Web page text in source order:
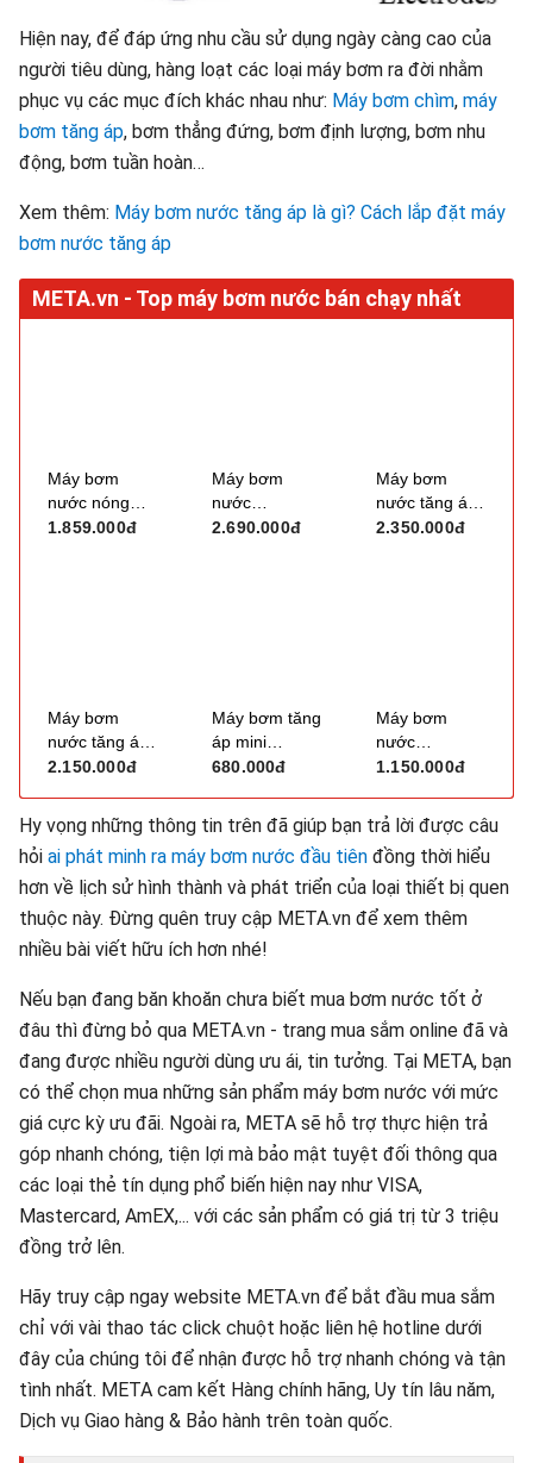
Hiện nay, để đáp ứng nhu cầu sử dụng ngày càng cao của
người tiêu dùng, hàng loạt các loại máy bơm ra đời nhằm
phục vụ các mục đích khác nhau như: Máy bơm chìm, máy
bơm tăng áp, bơm thẳng đứng, bơm định lượng, bơm nhu
động, bơm tuần hoàn…
Xem thêm: Máy bơm nước tăng áp là gì? Cách lắp đặt máy
bơm nước tăng áp
Máy bơm
nước nóng
tăng áp điện
1.859.000đ
Máy bơm
nước
Panasonic
2.690.000đ
Máy bơm
nước tăng áp
tự động
2.350.000đ
Máy bơm
nước tăng áp
Panasonic
2.150.000đ
Máy bơm tăng
áp mini
Shimano
680.000đ
Máy bơm
nước
Panasonic
1.150.000đ
Hy vọng những thông tin trên đã giúp bạn trả lời được câu
hỏi ai phát minh ra máy bơm nước đầu tiên đồng thời hiểu
hơn về lịch sử hình thành và phát triển của loại thiết bị quen
thuộc này. Đừng quên truy cập META.vn để xem thêm
nhiều bài viết hữu ích hơn nhé!
Nếu bạn đang băn khoăn chưa biết mua bơm nước tốt ở
đâu thì đừng bỏ qua META.vn - trang mua sắm online đã và
đang được nhiều người dùng ưu ái, tin tưởng. Tại META, bạn
có thể chọn mua những sản phẩm máy bơm nước với mức
giá cực kỳ ưu đãi. Ngoài ra, META sẽ hỗ trợ thực hiện trả
góp nhanh chóng, tiện lợi mà bảo mật tuyệt đối thông qua
các loại thẻ tín dụng phổ biến hiện nay như VISA,
Mastercard, AmEX,... với các sản phẩm có giá trị từ 3 triệu
đồng trở lên.
Hãy truy cập ngay website META.vn để bắt đầu mua sắm
chỉ với vài thao tác click chuột hoặc liên hệ hotline dưới
đây của chúng tôi để nhận được hỗ trợ nhanh chóng và tận
tình nhất. META cam kết Hàng chính hãng, Uy tín lâu năm,
Dịch vụ Giao hàng & Bảo hành trên toàn quốc.